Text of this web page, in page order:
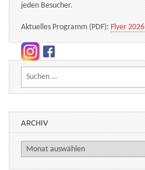
jeden Besucher.
Aktuelles Programm (PDF):Flyer 2026
Suchen nach:
ARCHIV
Archiv